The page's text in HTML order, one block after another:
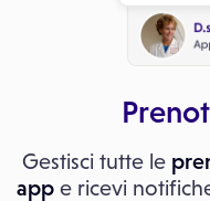
Gestisci tutte le
appe ricevi